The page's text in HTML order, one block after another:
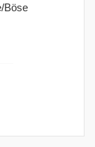
Böse